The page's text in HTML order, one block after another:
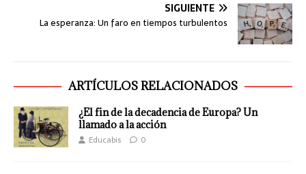
SIGUIENTE
La esperanza: Un faro en tiempos turbulentos
ARTÍCULOS RELACIONADOS
¿El fin de la decadencia de Europa? Un
llamado a la acción
Educabis 0